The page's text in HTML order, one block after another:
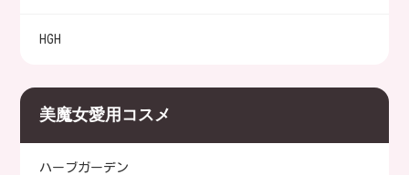
HGH
美魔女愛用コスメ
ハーブガーデン